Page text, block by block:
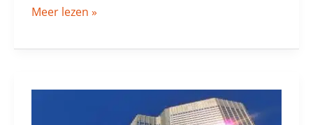
Meer lezen »